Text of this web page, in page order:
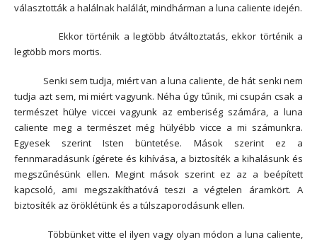
választották a halálnak halálát, mindhárman a luna caliente idején.
Ekkor történik a legtöbb átváltoztatás, ekkor történik a
legtöbb mors mortis.
Senki sem tudja, miért van a luna caliente, de hát senki nem
tudja azt sem, mi miért vagyunk. Néha úgy tűnik, mi csupán csak a
természet hülye viccei vagyunk az emberiség számára, a luna
caliente meg a természet még hülyébb vicce a mi számunkra.
Egyesek szerint Isten büntetése. Mások szerint ez a
fennmaradásunk ígérete és kihívása, a biztosíték a kihalásunk és
megszűnésünk ellen. Megint mások szerint ez az a beépített
kapcsoló, ami megszakíthatóvá teszi a végtelen áramkört. A
biztosíték az öröklétünk és a túlszaporodásunk ellen.
Többünket vitte el ilyen vagy olyan módon a luna caliente,